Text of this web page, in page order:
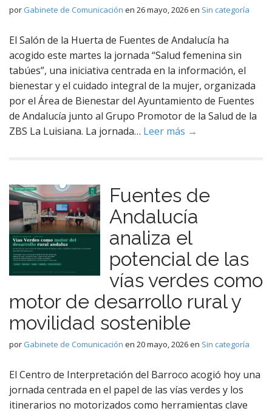
por Gabinete de Comunicación en 26 mayo, 2026en Sin categoría
El Salón de la Huerta de Fuentes de Andalucía ha
acogido este martes la jornada “Salud femenina sin
tabúes”, una iniciativa centrada en la información, el
bienestar y el cuidado integral de la mujer, organizada
por el Área de Bienestar del Ayuntamiento de Fuentes
de Andalucía junto al Grupo Promotor de la Salud de la
ZBS La Luisiana. La jornada… Leer más →
Fuentes de
Andalucía
analiza el
potencial de las
vías verdes como
motor de desarrollo rural y
movilidad sostenible
por Gabinete de Comunicación en 20 mayo, 2026en Sin categoría
El Centro de Interpretación del Barroco acogió hoy una
jornada centrada en el papel de las vías verdes y los
itinerarios no motorizados como herramientas clave